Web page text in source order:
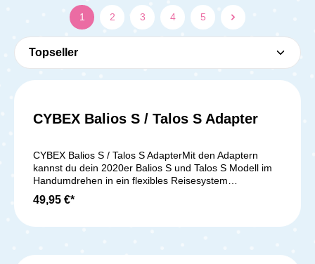
1 2 3 4 5
CYBEX Balios S / Talos S Adapter
CYBEX Balios S / Talos S AdapterMit den Adaptern
kannst du dein 2020er Balios S und Talos S Modell im
Handumdrehen in ein flexibles Reisesystem
verwandeln. Einfach die Adapter auf das
Kinderwagengestell klicken, die Babyschale darauf
Cloud Z i-Size gb Idan gb Artio Lieferumfang: 1x Paar
49,95 €*